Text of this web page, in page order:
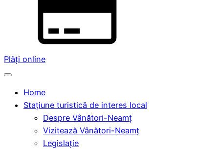
Plăți online
Home
Stațiune turistică de interes local
Despre Vânători-Neamț
Vizitează Vânători-Neamț
Legislație